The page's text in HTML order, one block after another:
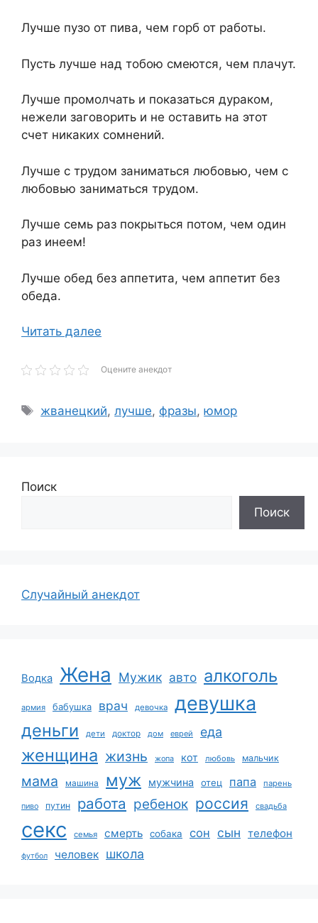
Лучше пузо от пива, чем горб от работы.
Пусть лучше над тобою смеются, чем плачут.
Лучше промолчать и показаться дураком,
нежели заговорить и не оставить на этот
счет никаких сомнений.
Лучше с трудом заниматься любовью, чем с
любовью заниматься трудом.
Лучше семь раз покрыться потом, чем один
раз инеем!
Лучше обед без аппетита, чем аппетит без
обеда.
Читать далее
Оцените анекдот
Метки
жванецкий,лучше, фразы,юмор
Поиск
Поиск
Случайный анекдот
Водка Жена Мужик авто алкоголь
армия бабушка врач девочка девушка
деньги дети доктор дом еврей еда
женщина жизнь жопа кот любовь мальчик
мама машина муж мужчина отец папа парень
пиво путин работа ребенок россия свадьба
секс семья смерть собака сон сын телефон
футбол человек школа